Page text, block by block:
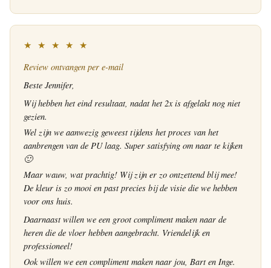
★ ★ ★ ★ ★
Review ontvangen per e-mail
Beste Jennifer,
Wij hebben het eind resultaat, nadat het 2x is afgelakt nog niet
gezien.
Wel zijn we aanwezig geweest tijdens het proces van het
aanbrengen van de PU laag. Super satisfying om naar te kijken
🙂
Maar wauw, wat prachtig! Wij zijn er zo ontzettend blij mee!
De kleur is zo mooi en past precies bij de visie die we hebben
voor ons huis.
Daarnaast willen we een groot compliment maken naar de
heren die de vloer hebben aangebracht. Vriendelijk en
professioneel!
Ook willen we een compliment maken naar jou, Bart en Inge.